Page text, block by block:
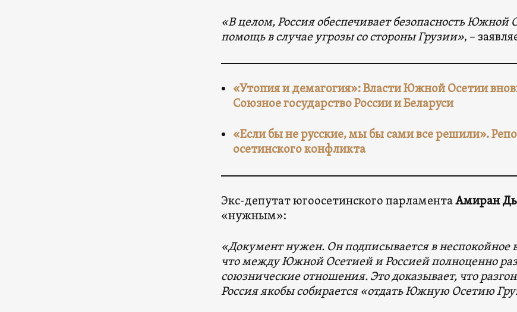
«В целом, Россия обеспечивает безопасность
помощь в случае угрозы со стороны Грузии», –
«Утопия и демагогия»: Власти Южной Осетии
Союзное государство России и Беларуси
«Если бы не русские, мы бы сами все решили».
осетинского конфликта
Экс-депутат югоосетинского парламентаАмиран
«нужным»:
«Документ нужен. Он подписывается в неспокойное
что между Южной Осетией и Россией полноценно
союзнические отношения. Это доказывает, что
Россия якобы собирается «отдать Южную Осетию